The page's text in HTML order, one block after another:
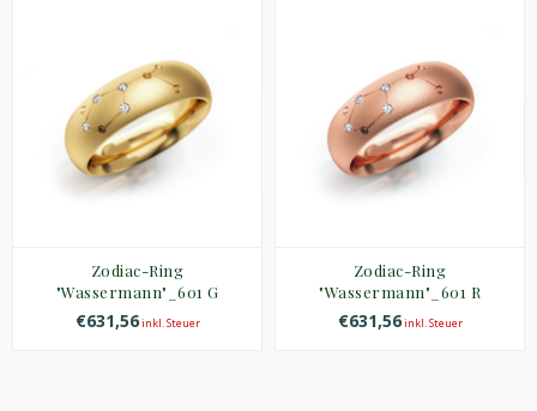
Zodiac-Ring
"Wassermann"_601 G
€631,56inkl. Steuer
Zodiac-Ring
"Wassermann"_601 R
€631,56inkl. Steuer